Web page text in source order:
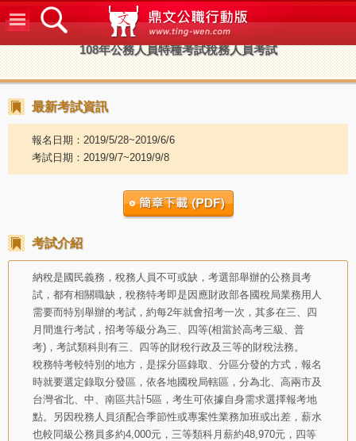
鼎文公
108年公務人員特種考試稅務人員考試
最新考試資訊
報名日期：2019/5/28~2019/6/6
考試日期：2019/9/7~2019/9/8
考試介紹
納稅是國民義務，稅務人員不可或缺，考選部舉辦的公務員考
試，都有相關職缺，稅務特考即是因應財政部各國稅局業務用人
需要而特別舉辦的考試，約每2年就會招考一次，其多在三、四
月間進行考試，招考等級分為三、四等(相當於高考三級、普
考)，考試類科則有三、四等的財稅行政及三等的財稅法務。
稅務特考較特別的地方，是採分區錄取、分區分發的方式，報名
時就要選定錄取分發區，依各地國稅局轄區，分為北、高兩市及
台灣省北、中、南區共計5區，考生可依據自身需求選擇報考地
點。另因稅務人員須配合季節性或專案性業務加班或出差，薪水
也較同級公務員多約4,000元，三等類科月薪約48,970元，四等